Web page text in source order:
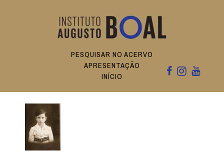
PESQUISAR NO ACERVO
APRESENTAÇÃO
INÍCIO